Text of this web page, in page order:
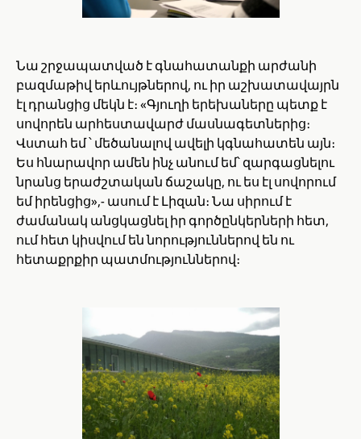
Նա շրջապատված է գնահատանքի արժանի
բազմաթիվ երևույթներով, ու իր աշխատավայրն
էլ դրանցից մեկն է։ «Գյուղի երեխաները պետք է
սովորեն արհեստավարժ մասնագետներից։
Վստահ եմ ՝ մեծանալով ավելի կգնահատեն այն։
Ես հնարավոր ամեն ինչ անում եմ՝ զարգացնելու
նրանց երաժշտական ճաշակը, ու ես էլ սովորում
եմ իրենցից»,- ասում է Լիզան։ Նա սիրում է
ժամանակ անցկացնել իր գործընկերների հետ,
ում հետ կիսվում են նորություններով են ու
հետաքրքիր պատմություններով։